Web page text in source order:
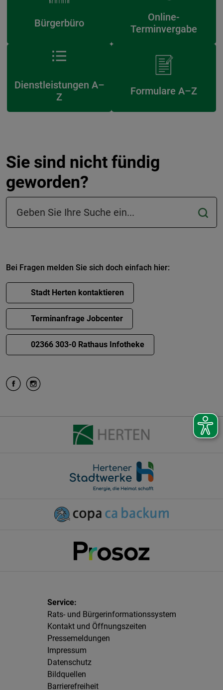
Bürgerbüro
Online-
Terminvergabe
Dienstleistungen A–
Z
Formulare A–Z
Sie sind nicht fündig
geworden?
Suchfeld in der Fußzeile
Bei Fragen melden Sie sich doch einfach hier:
Stadt Herten kontaktieren
Terminanfrage Jobcenter
02366 303-0 Rathaus Infotheke
Rats- und Bürgerinformationssystem
Kontakt und Öffnungszeiten
Pressemeldungen
Impressum
Datenschutz
Bildquellen
Barrierefreiheit